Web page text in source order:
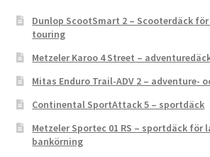
Dunlop ScootSmart 2 – Scooterdäck
touring
Metzeler Karoo 4 Street –
Mitas Enduro Trail-ADV 2 – adventure-
Continental SportAttack 5 – sportdäck
Metzeler Sportec 01 RS – sportdäck för
bankörning